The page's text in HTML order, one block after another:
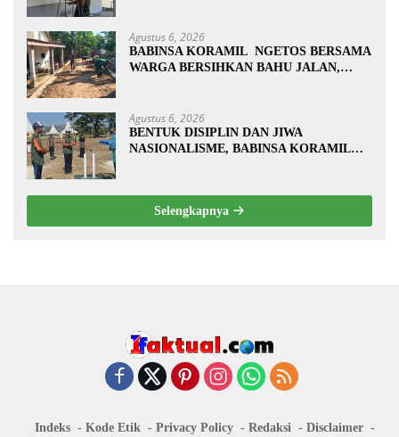
Agustus 6, 2026
BABINSA KORAMIL NGETOS BERSAMA
WARGA BERSIHKAN BAHU JALAN,
Agustus 6, 2026
BENTUK DISIPLIN DAN JIWA
NASIONALISME, BABINSA KORAMIL
Selengkapnya
Indeks Kode Etik Privacy Policy Redaksi Disclaimer